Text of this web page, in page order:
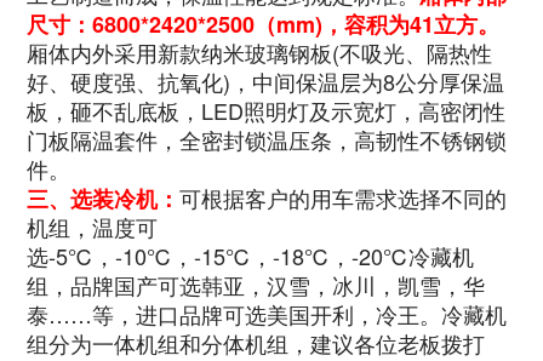
尺寸：6800*2420*2500 （mm)，容积为41立方。
厢体内外采用新款纳米玻璃钢板(不吸光、隔热性
好、硬度强、抗氧化)，中间保温层为8公分厚保温
板，砸不乱底板，LED照明灯及示宽灯，高密闭性
门板隔温套件，全密封锁温压条，高韧性不锈钢锁
件。
三、选装冷机：可根据客户的用车需求选择不同的
机组，温度可
选-5℃，-10℃，-15℃，-18℃，-20℃冷藏机
组，品牌国产可选韩亚，汉雪，冰川，凯雪，华
泰……等，进口品牌可选美国开利，冷王。冷藏机
组分为一体机组和分体机组，建议各位老板拨打